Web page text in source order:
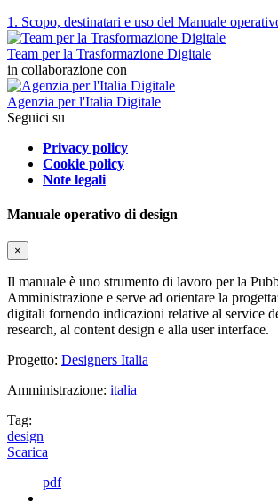
1. Scopo, destinatari e uso del Manuale
Team per la Trasformazione Digitale
in collaborazione con
Agenzia per l'Italia Digitale
Seguici su
Privacy policy
Cookie policy
Note legali
Manuale operativo di design
×
Il manuale è uno strumento di lavoro per la
Amministrazione e serve ad orientare la
digitali fornendo indicazioni relative al service
research, al content design e alla user interface.
Progetto: Designers Italia
Amministrazione: italia
Tag:
design
Scarica
pdf